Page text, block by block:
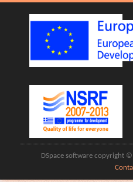
DSpace software copyright